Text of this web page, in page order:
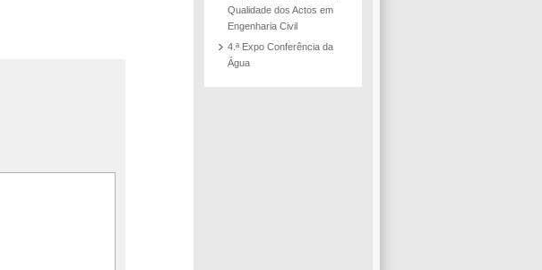
Qualidade dos Actos em
Engenharia Civil
4.ª Expo Conferência da
Água